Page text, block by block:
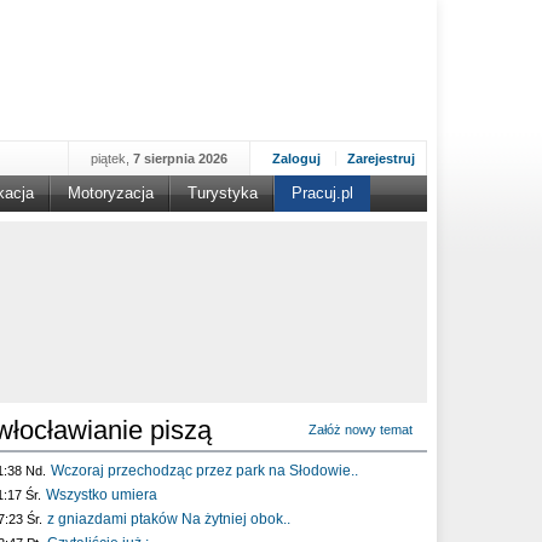
Zaloguj Zarejestruj
piątek, 7 sierpnia 2026
Motoryzacja Turystyka Pracuj.pl
piszą Załóż nowy temat
Nd. Wczoraj przechodząc przez park na Słodowie..
Śr. Wszystko umiera
Śr. z gniazdami ptaków Na żytniej obok..